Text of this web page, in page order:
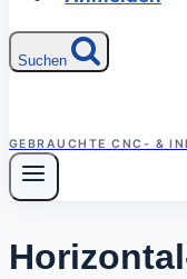
Suchen
GEBRAUCHTE CNC- &